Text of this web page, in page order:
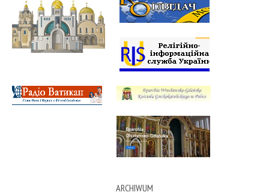
ARCHIWUM